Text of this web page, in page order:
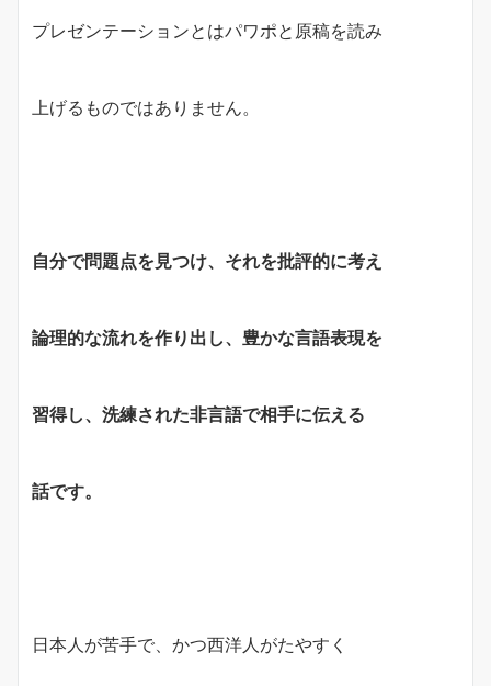
プレゼンテーションとはパワポと原稿を読み
上げるものではありません。
自分で問題点を見つけ、それを批評的に考え
論理的な流れを作り出し、豊かな言語表現を
習得し、洗練された非言語で相手に伝える
話です。
日本人が苦手で、かつ西洋人がたやすく